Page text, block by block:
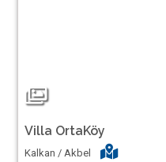
Villa OrtaKöy
Kalkan / Akbel